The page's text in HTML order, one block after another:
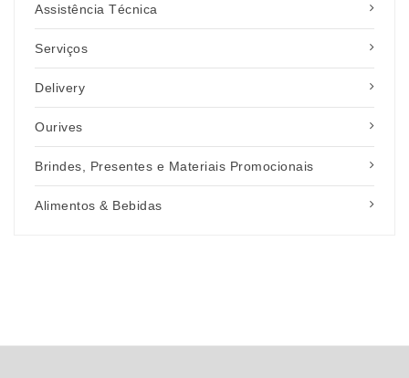
Assistência Técnica
Serviços
Delivery
Ourives
Brindes, Presentes e Materiais Promocionais
Alimentos & Bebidas